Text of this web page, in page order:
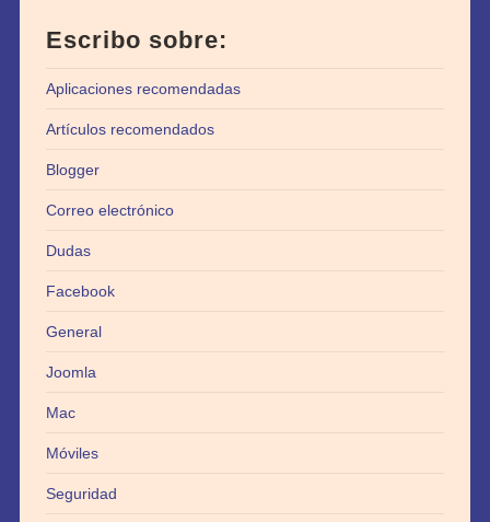
Escribo sobre:
Aplicaciones recomendadas
Artículos recomendados
Blogger
Correo electrónico
Dudas
Facebook
General
Joomla
Mac
Móviles
Seguridad